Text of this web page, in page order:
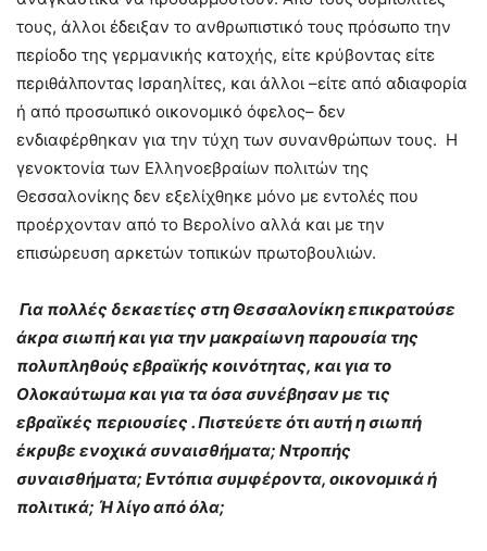
τους, άλλοι έδειξαν το ανθρωπιστικό τους πρόσωπο την
περίοδο της γερμανικής κατοχής, είτε κρύβοντας είτε
περιθάλποντας Ισραηλίτες, και άλλοι –είτε από αδιαφορία
ή από προσωπικό οικονομικό όφελος– δεν
ενδιαφέρθηκαν για την τύχη των συνανθρώπων τους. Η
γενοκτονία των Ελληνοεβραίων πολιτών της
Θεσσαλονίκης δεν εξελίχθηκε μόνο με εντολές που
προέρχονταν από το Βερολίνο αλλά και με την
επισώρευση αρκετών τοπικών πρωτοβουλιών.
Για πολλές δεκαετίες στη Θεσσαλονίκη επικρατούσε
άκρα σιωπή και για την μακραίωνη παρουσία της
πολυπληθούς εβραϊκής κοινότητας, και για το
Ολοκαύτωμα και για τα όσα συνέβησαν με τις
εβραϊκές περιουσίες . Πιστεύετε ότι αυτή η σιωπή
έκρυβε ενοχικά συναισθήματα; Ντροπής
συναισθήματα; Εντόπια συμφέροντα, οικονομικά ή
πολιτικά; Ή λίγο από όλα;